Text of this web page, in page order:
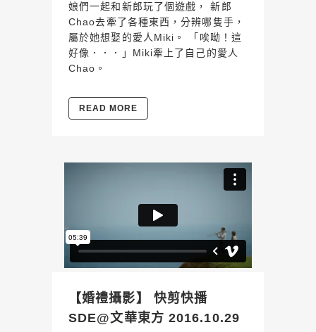
娘們一起和新郎玩了個遊戲， 新郎
Chao去牽了各種東西，分辨哪隻手，
屬於她想娶的愛人Miki。 「唉呦！這
好像．．．」Miki牽上了自己的愛人
Chao。
READ MORE
【婚禮攝影】 快剪快播
SDE@文華東方 2016.10.29